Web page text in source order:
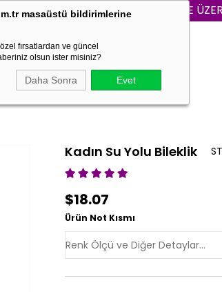
masaüstü bildirimlerine
fırsatlardan ve güncel
olsun ister misiniz?
Daha Sonra Evet
3000₺ VE ÜZERİ
Kadın Su Yolu Bileklik
$18.07
Ürün Not Kısmı